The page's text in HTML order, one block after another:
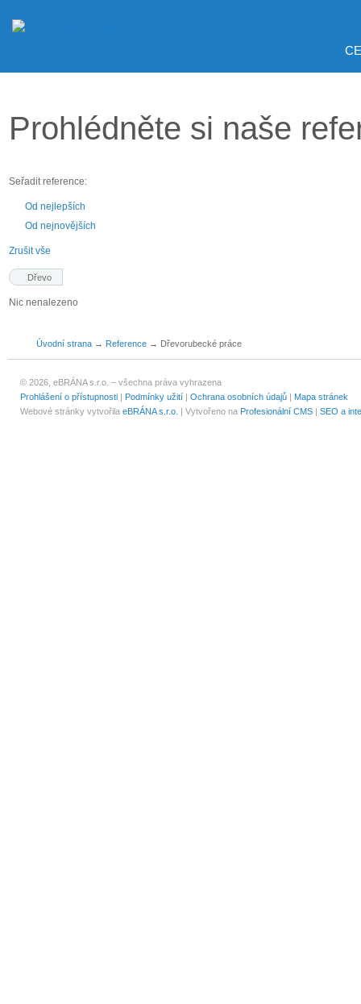
Prohlédněte si naše
Seřadit reference:
Od nejlepších
Od nejnovějších
Zrušit vše
Dřevo
Nic nenalezeno
Úvodní strana → Reference → Dřevorubecké práce
© 2026, eBRÁNA s.r.o. – všechna práva vyhrazena
Prohlášení o přístupnosti | Podmínky užití | Ochrana osobních údajů | Mapa stránek
Webové stránky vytvořila eBRÁNA s.r.o. | Vytvořeno na Profesionální CMS | SEO a